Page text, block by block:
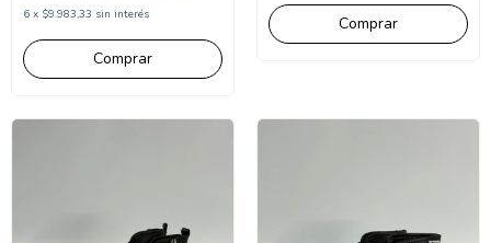
6 x $9.983,33 sin interés
Comprar
Comprar